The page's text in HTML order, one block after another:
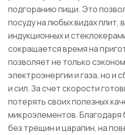
подгоранию пищи. Это
посуду на любых видах плит,
индукционных и
сокращается время на
позволяет не только
электроэнергии и газа, но и
и сил. За счет скорости
потерять своих полезных
микроэлементов. Благодаря
без трещин и царапин, на